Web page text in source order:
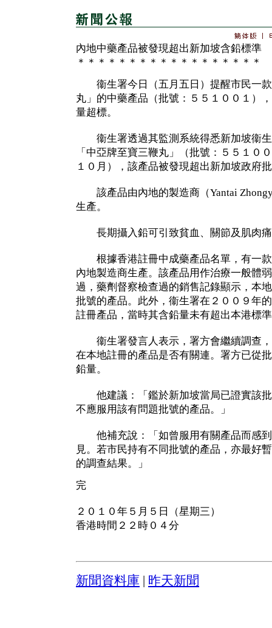
內地中藥產品被發現超出新加坡含鉛標準
＊＊＊＊＊＊＊＊＊＊＊＊＊＊＊＊＊＊
衞生署今日（五月五日）提醒市民一款
丸」的中藥產品（批號：５５１００１）
量超標。
衞生署透過其監測系統得悉新加坡衞生
「中亞牌至寶三鞭丸」（批號：５５１０
１０月），該產品被發現超出新加坡政府
該產品由內地的製造商（Yantai
生產。
長期攝入鉛可引致貧血、關節及肌肉痛
根據香港註冊中成藥產品名單，有一款
內地製造商生產。該產品用作治療一般體
過，藥劑督察檢查過的銷售記錄顯示，本
批號的產品。此外，衞生署在２００９年
註冊產品，當時其含鉛量未有超出本港標
衞生署發言人表示，署方會繼續調查，
在本地註冊的產品是否有關連。署方已從
鉛量。
他建議：「鑑於新加坡當局已證實該批
不應服用該有問題批號的產品。」
他補充說：「如曾服用有關產品而感到
見。若市民持有不同批號的產品，亦最好
的調查結果。」
完
２０１０年５月５日（星期三）
香港時間２２時０４分
新聞資料庫 昨天新聞